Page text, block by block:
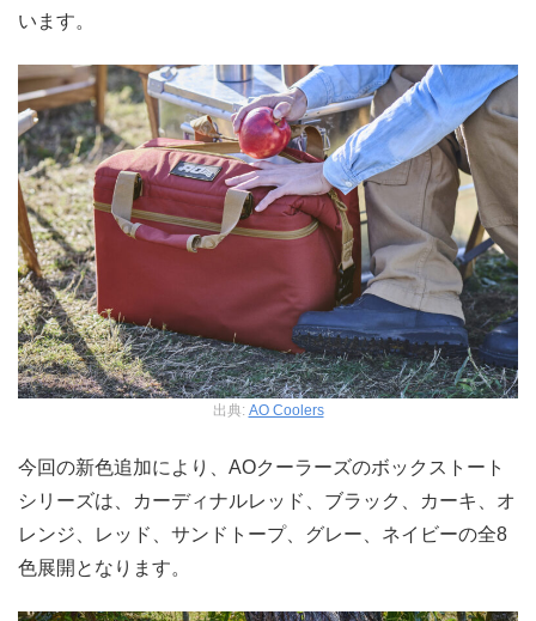
います。
出典: AO Coolers
今回の新色追加により、AOクーラーズのボックストート
シリーズは、カーディナルレッド、ブラック、カーキ、オ
レンジ、レッド、サンドトープ、グレー、ネイビーの全8
色展開となります。